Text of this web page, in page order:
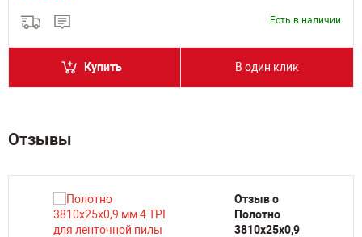
Есть в наличии
Купить В один клик
Отзывы
Отзыв о
Полотно
3810х25х0,9